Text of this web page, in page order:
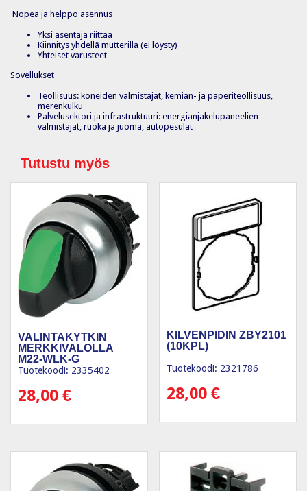
Nopea ja helppo asennus
Yksi asentaja riittää
Kiinnitys yhdellä mutterilla (ei löysty)
Yhteiset varusteet
Sovellukset
Teollisuus: koneiden valmistajat, kemian- ja paperiteollisuus,
merenkulku
Palvelusektori ja infrastruktuuri: energianjakelupaneelien
valmistajat, ruoka ja juoma, autopesulat
Tutustu myös
VALINTAKYTKIN
MERKKIVALOLLA
M22-WLK-G
Tuotekoodi: 2335402
28,00 €
KILVENPIDIN ZBY2101
(10KPL)
Tuotekoodi: 2321786
28,00€